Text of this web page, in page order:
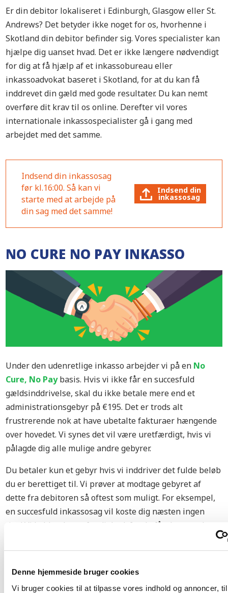
Denne hjemmeside bruger cookies
Vi bruger cookies til at tilpasse vores indhold og annoncer,
Er din debitor lokaliseret i Edinburgh, Glasgow eller St.
Andrews? Det betyder ikke noget for os, hvorhenne i
Skotland din debitor befinder sig. Vores specialister kan
hjælpe dig uanset hvad. Det er ikke længere nødvendigt
for dig at få hjælp af et inkassobureau eller
inkassoadvokat baseret i Skotland, for at du kan få
inddrevet din gæld med gode resultater. Du kan nemt
overføre dit krav til os online. Derefter vil vores
internationale inkassospecialister gå i gang med
arbejdet med det samme.
Indsend din inkassosag
før kl.16:00. Så kan vi
starte med at arbejde på
din sag med det samme!
Indsend din
inkassosag
NO CURE NO PAY INKASSO
Under den udenretlige inkasso arbejder vi på en No
Cure, No Paybasis. Hvis vi ikke får en succesfuld
gældsinddrivelse, skal du ikke betale mere end et
administrationsgebyr på €195. Det er trods alt
frustrerende nok at have ubetalte fakturaer hængende
over hovedet. Vi synes det vil være uretfærdigt, hvis vi
pålagde dig alle mulige andre gebyrer.
Du betaler kun et gebyr hvis vi inddriver det fulde beløb
du er berettiget til. Vi prøver at modtage gebyret af
dette fra debitoren så oftest som muligt. For eksempel,
en succesfuld inkassosag vil koste dig næsten ingen
ting! Vi kalder det retfærdighed, for du får det som du
PRISER PÅ INKASSO